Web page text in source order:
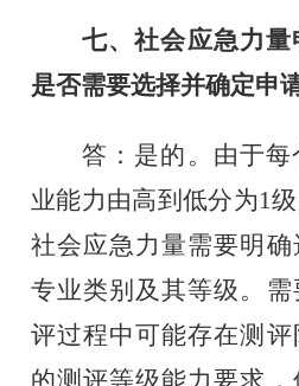
七、社会应急力量
是否需要选择并确定申
答：是的。由于
业能力由高到低分为1级
社会应急力量需要明
专业类别及其等级。需
评过程中可能存在测
的测评等级能力要求